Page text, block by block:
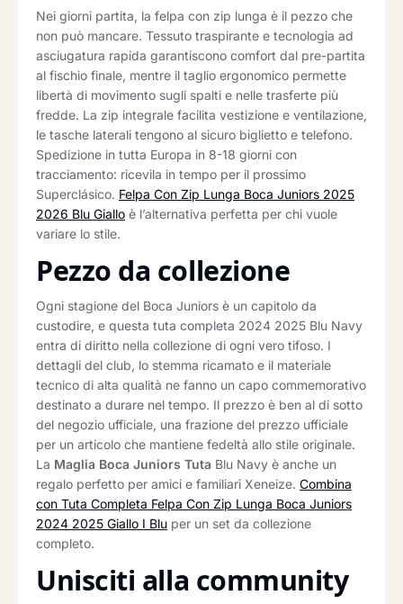
Nei giorni partita, la felpa con zip lunga è il pezzo che
non può mancare. Tessuto traspirante e tecnologia ad
asciugatura rapida garantiscono comfort dal pre-partita
al fischio finale, mentre il taglio ergonomico permette
libertà di movimento sugli spalti e nelle trasferte più
fredde. La zip integrale facilita vestizione e ventilazione,
le tasche laterali tengono al sicuro biglietto e telefono.
Spedizione in tutta Europa in 8-18 giorni con
tracciamento: ricevila in tempo per il prossimo
Superclásico. Felpa Con Zip Lunga Boca Juniors 2025
2026 Blu Giallo è l’alternativa perfetta per chi vuole
variare lo stile.
Pezzo da collezione
Ogni stagione del Boca Juniors è un capitolo da
custodire, e questa tuta completa 2024 2025 Blu Navy
entra di diritto nella collezione di ogni vero tifoso. I
dettagli del club, lo stemma ricamato e il materiale
tecnico di alta qualità ne fanno un capo commemorativo
destinato a durare nel tempo. Il prezzo è ben al di sotto
del negozio ufficiale, una frazione del prezzo ufficiale
per un articolo che mantiene fedeltà allo stile originale.
La Maglia Boca Juniors Tuta Blu Navy è anche un
regalo perfetto per amici e familiari Xeneize. Combina
con Tuta Completa Felpa Con Zip Lunga Boca Juniors
2024 2025 Giallo I Blu per un set da collezione
completo.
Unisciti alla community